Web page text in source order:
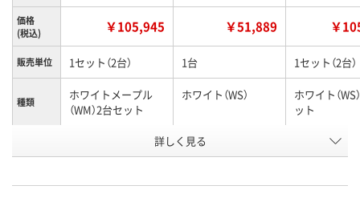
価格
(税込)
￥105,945 ￥51,889 ￥
販売単位 1セット（2台） 1台 1セット（2台）
種類
ホワイトメープル
（WM）2台セット
ホワイト（WS）
ホワイト（WS
ット
J923916 U932063
詳しく見る